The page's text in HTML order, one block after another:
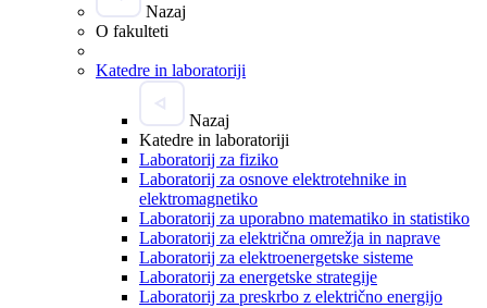
Nazaj
O fakulteti
Katedre in laboratoriji
Nazaj
Katedre in laboratoriji
Laboratorij za fiziko
Laboratorij za osnove elektrotehnike in
elektromagnetiko
Laboratorij za uporabno matematiko in statistiko
Laboratorij za električna omrežja in naprave
Laboratorij za elektroenergetske sisteme
Laboratorij za energetske strategije
Laboratorij za preskrbo z električno energijo